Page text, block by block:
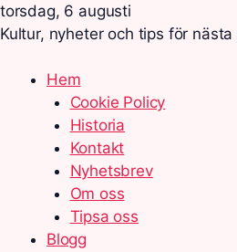
torsdag, 6 augusti
Kultur, nyheter och tips för nästa
Hem
Cookie Policy
Historia
Kontakt
Nyhetsbrev
Om oss
Tipsa oss
Blogg